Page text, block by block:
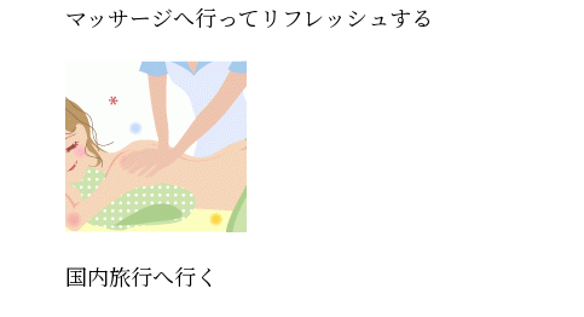
マッサージへ行ってリフレッシュする
国内旅行へ行く